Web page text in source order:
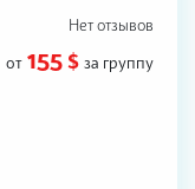
Нет отзывов
от 155 $ за группу